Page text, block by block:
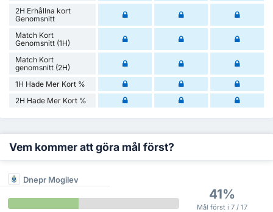
2H Erhållna kort
Genomsnitt
Match Kort
Genomsnitt (1H)
Match Kort
genomsnitt (2H)
1H Hade Mer Kort %
2H Hade Mer Kort %
Vem kommer att göra mål först?
Dnepr Mogilev
41%
Mål först i 7 / 17